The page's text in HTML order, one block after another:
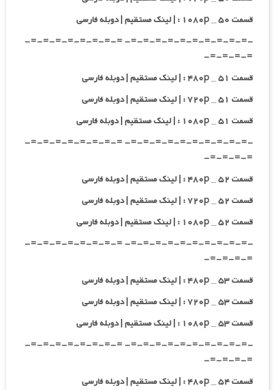
قسمت ۵۰ _ ۱۰۸۰p : | لینک مستقیم | دوبله فارسی
-=-=-=-=-=-=-=-=-=-=- =-=-=-=-=-=-=-=-
=-=-=-=-
قسمت ۵۱ _ ۴۸۰p : | لینک مستقیم | دوبله فارسی
قسمت ۵۱ _ ۷۲۰p : | لینک مستقیم | دوبله فارسی
قسمت ۵۱ _ ۱۰۸۰p : | لینک مستقیم | دوبله فارسی
-=-=-=-=-=-=-=-=-=-=- =-=-=-=-=-=-=-=-
=-=-=-=-
قسمت ۵۲ _ ۴۸۰p : | لینک مستقیم | دوبله فارسی
قسمت ۵۲ _ ۷۲۰p : | لینک مستقیم | دوبله فارسی
قسمت ۵۲ _ ۱۰۸۰p : | لینک مستقیم | دوبله فارسی
-=-=-=-=-=-=-=-=-=-=- =-=-=-=-=-=-=-=-
=-=-=-=-
قسمت ۵۳ _ ۴۸۰p : | لینک مستقیم | دوبله فارسی
قسمت ۵۳ _ ۷۲۰p : | لینک مستقیم | دوبله فارسی
قسمت ۵۳ _ ۱۰۸۰p : | لینک مستقیم | دوبله فارسی
-=-=-=-=-=-=-=-=-=-=- =-=-=-=-=-=-=-=-
=-=-=-=-
قسمت ۵۴ _ ۴۸۰p : | لینک مستقیم | دوبله فارسی